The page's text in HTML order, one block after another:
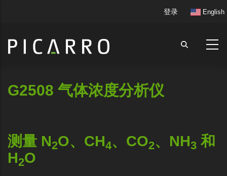
User
登录 English
G2508 气体浓度分析仪
测量 N2O、CH4、CO2、NH3 和
H2O